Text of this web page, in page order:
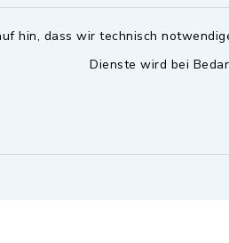
hin, dass wir technisch
Dienste wird bei
Bauhof
möglich